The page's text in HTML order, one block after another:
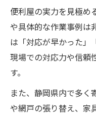
便利屋の実力を見極め
や具体的な作業事例は
は「対応が早かった」
現場での対応力や信頼
す。
また、静岡県内で多
や網戸の張り替え、家